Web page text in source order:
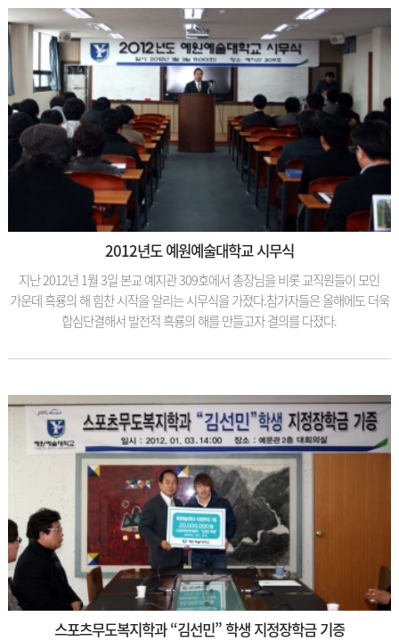
2012년도 예원예술대학교 시무식
지난 2012년 1월 3일 본교 예지관 309호에서 총장님을 비롯 교직원들이 모인
가운데 흑룡의 해 힘찬 시작을 알리는 시무식을 가졌다.참가자들은 올해에도 더욱
합심단결해서 발전적 흑룡의 해를 만들고자 결의를 다졌다.
스포츠무도복지학과 “김선민” 학생 지정장학금 기증